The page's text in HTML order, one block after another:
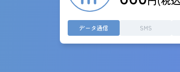
データ通信 SMS